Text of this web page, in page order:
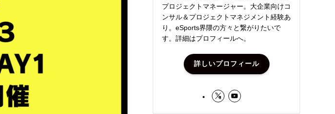
プロジェクトマネージャー。大企業向けコ
ンサル＆プロジェクトマネジメント経験あ
り。eSports界隈の方々と繋がりたいで
す。詳細はプロフィールへ。
詳しいプロフィール